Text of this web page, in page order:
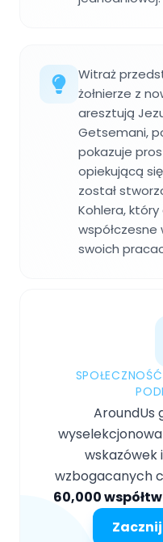
Witraż
żołnierze z
aresztują
Getsemani,
pokazuje
opiekującą
został
Kohlera,
współczesne
swoich
AroundUs
wskazówek
wzbogacanych
60,000